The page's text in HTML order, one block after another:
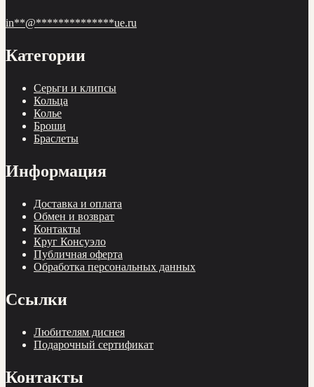
in**@**************ue.ru
Категории
Cерьги и клипсы
Кольца
Колье
Броши
Браслеты
Информация
Доставка и оплата
Обмен и возврат
Контакты
Круг Консуэло
Публичная оферта
Обработка персональных данных
Ссылки
Любителям диснея
Подарочный сертификат
Контакты